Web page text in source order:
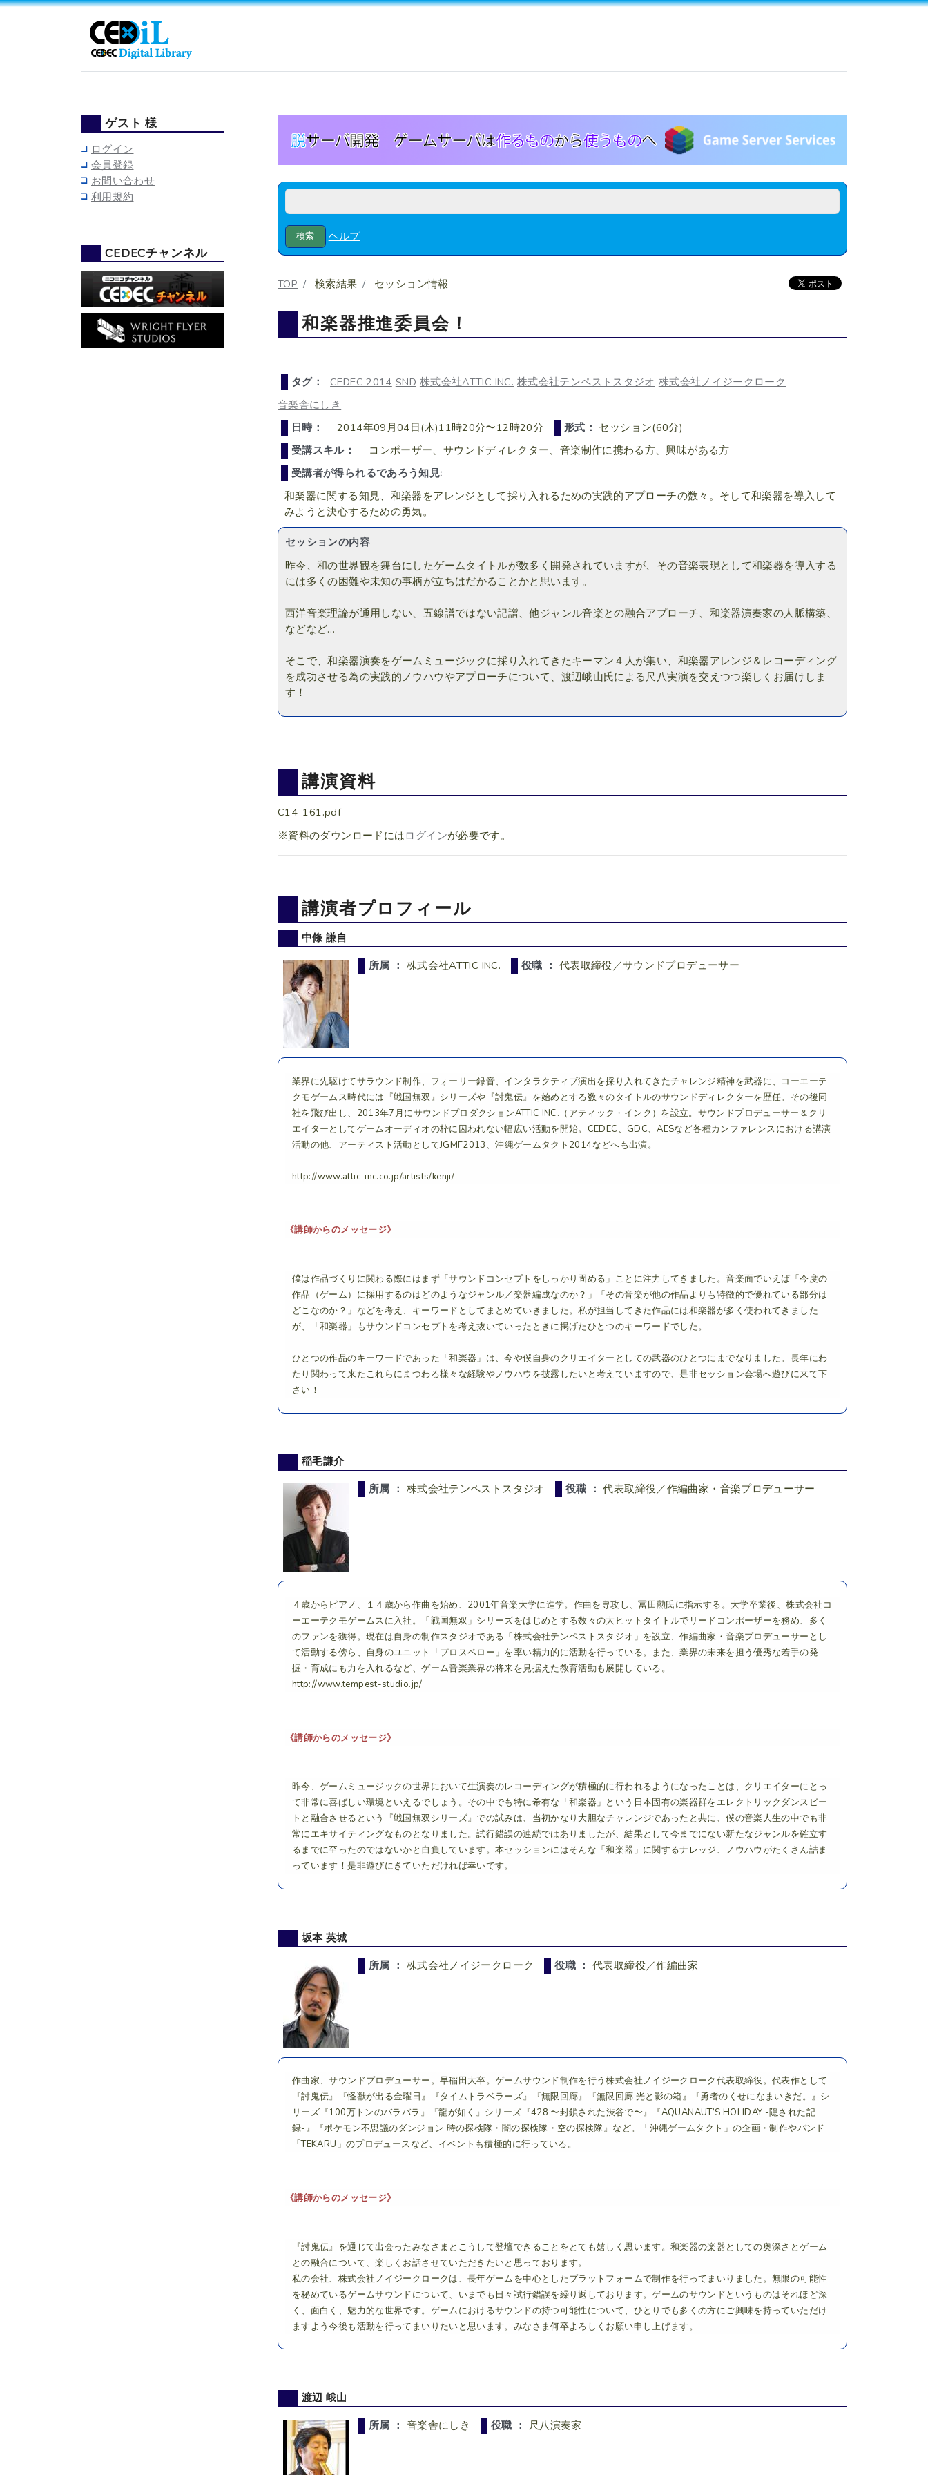
ヘルプ
TOP 検索結果 セッション情報
和楽器推進委員会！
タグ： CEDEC 2014 SND 株式会社ATTIC INC. 株式会社テンペストスタジオ 株式会社ノイジークローク
音楽舎にしき
日時：
2014年09月04日(木)11時20分〜12時20分 形式： セッション(60分)
受講スキル：
コンポーザー、サウンドディレクター、音楽制作に携わる方、興味がある方
受講者が得られるであろう知見:
和楽器に関する知見、和楽器をアレンジとして採り入れるための実践的アプローチの数々。そして和楽器を導入して
みようと決心するための勇気。
セッションの内容
昨今、和の世界観を舞台にしたゲームタイトルが数多く開発されていますが、その音楽表現として和楽器を導入する
には多くの困難や未知の事柄が立ちはだかることかと思います。
西洋音楽理論が通用しない、五線譜ではない記譜、他ジャンル音楽との融合アプローチ、和楽器演奏家の人脈構築、
などなど…
そこで、和楽器演奏をゲームミュージックに採り入れてきたキーマン４人が集い、和楽器アレンジ＆レコーディング
を成功させる為の実践的ノウハウやアプローチについて、渡辺峨山氏による尺八実演を交えつつ楽しくお届けしま
す！
講演資料
C14_161.pdf
※資料のダウンロードには ログインが必要です。
講演者プロフィール
中條 謙自
所属 ： 株式会社ATTIC INC. 役職 ： 代表取締役／サウンドプロデューサー
業界に先駆けてサラウンド制作、フォーリー録音、インタラクティブ演出を採り入れてきたチャレンジ精神を武器に、コーエーテ
クモゲームス時代には『戦国無双』シリーズや『討鬼伝』を始めとする数々のタイトルのサウンドディレクターを歴任。その後同
社を飛び出し、2013年7月にサウンドプロダクションATTIC INC.（アティック・インク）を設立。サウンドプロデューサー＆クリ
エイターとしてゲームオーディオの枠に囚われない幅広い活動を開始。CEDEC、GDC、AESなど各種カンファレンスにおける講演
活動の他、アーティスト活動としてJGMF2013、沖縄ゲームタクト2014などへも出演。
http://www.attic-inc.co.jp/artists/kenji/
《講師からのメッセージ》
僕は作品づくりに関わる際にはまず「サウンドコンセプトをしっかり固める」ことに注力してきました。音楽面でいえば「今度の
作品（ゲーム）に採用するのはどのようなジャンル／楽器編成なのか？」「その音楽が他の作品よりも特徴的で優れている部分は
どこなのか？」などを考え、キーワードとしてまとめていきました。私が担当してきた作品には和楽器が多く使われてきました
が、「和楽器」もサウンドコンセプトを考え抜いていったときに掲げたひとつのキーワードでした。
ひとつの作品のキーワードであった「和楽器」は、今や僕自身のクリエイターとしての武器のひとつにまでなりました。長年にわ
たり関わって来たこれらにまつわる様々な経験やノウハウを披露したいと考えていますので、是非セッション会場へ遊びに来て下
さい！
稲毛謙介
所属 ： 株式会社テンペストスタジオ 役職 ：代表取締役／作編曲家・音楽プロデューサー
４歳からピアノ、１４歳から作曲を始め、2001年音楽大学に進学。作曲を専攻し、冨田勲氏に指示する。大学卒業後、株式会社コ
ーエーテクモゲームスに入社。「戦国無双」シリーズをはじめとする数々の大ヒットタイトルでリードコンポーザーを務め、多く
のファンを獲得。現在は自身の制作スタジオである「株式会社テンペストスタジオ」を設立、作編曲家・音楽プロデューサーとし
て活動する傍ら、自身のユニット「プロスペロー」を率い精力的に活動を行っている。また、業界の未来を担う優秀な若手の発
掘・育成にも力を入れるなど、ゲーム音楽業界の将来を見据えた教育活動も展開している。
http://www.tempest-studio.jp/
《講師からのメッセージ》
昨今、ゲームミュージックの世界において生演奏のレコーディングが積極的に行われるようになったことは、クリエイターにとっ
て非常に喜ばしい環境といえるでしょう。その中でも特に希有な「和楽器」という日本固有の楽器群をエレクトリックダンスビー
トと融合させるという『戦国無双シリーズ』での試みは、当初かなり大胆なチャレンジであったと共に、僕の音楽人生の中でも非
常にエキサイティングなものとなりました。試行錯誤の連続ではありましたが、結果として今までにない新たなジャンルを確立す
るまでに至ったのではないかと自負しています。本セッションにはそんな「和楽器」に関するナレッジ、ノウハウがたくさん詰ま
っています！是非遊びにきていただければ幸いです。
坂本 英城
所属 ： 株式会社ノイジークローク 役職 ：代表取締役／作編曲家
作曲家、サウンドプロデューサー。早稲田大卒。ゲームサウンド制作を行う株式会社ノイジークローク代表取締役。代表作として
『討鬼伝』『怪獣が出る金曜日』『タイムトラベラーズ』『無限回廊』『無限回廊 光と影の箱』『勇者のくせになまいきだ。』シ
リーズ『100万トンのバラバラ』『龍が如く』シリーズ『428 〜封鎖された渋谷で〜』『AQUANAUT’S HOLIDAY -隠された記
録-』『ポケモン不思議のダンジョン 時の探検隊・闇の探検隊・空の探検隊』など。「沖縄ゲームタクト」の企画・制作やバンド
「TEKARU」のプロデュースなど、イベントも積極的に行っている。
《講師からのメッセージ》
『討鬼伝』を通じて出会ったみなさまとこうして登壇できることをとても嬉しく思います。和楽器の楽器としての奥深さとゲーム
との融合について、楽しくお話させていただきたいと思っております。
私の会社、株式会社ノイジークロークは、長年ゲームを中心としたプラットフォームで制作を行ってまいりました。無限の可能性
を秘めているゲームサウンドについて、いまでも日々試行錯誤を繰り返しております。ゲームのサウンドというものはそれほど深
く、面白く、魅力的な世界です。ゲームにおけるサウンドの持つ可能性について、ひとりでも多くの方にご興味を持っていただけ
ますよう今後も活動を行ってまいりたいと思います。みなさま何卒よろしくお願い申し上げます。
渡辺 峨山
所属 ： 音楽舎にしき 役職 ： 尺八演奏家
ゲスト 様
ログイン
会員登録
お問い合わせ
利用規約
CEDECチャンネル